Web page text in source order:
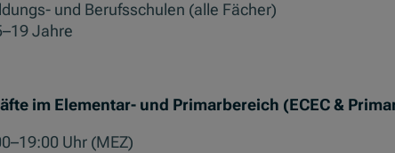
und Berufsschulen (alle Fächer)
Jahre
im Elementar- und Primarbereich (ECEC &
Uhr (MEZ)